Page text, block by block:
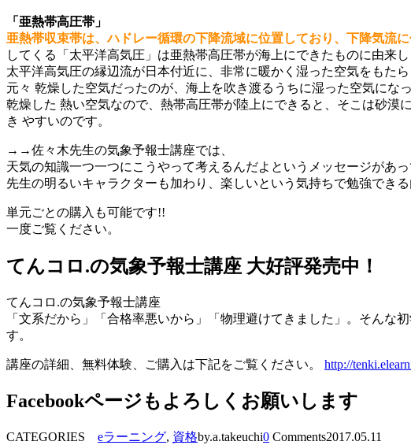
「亜熱帯高圧帯」
亜熱帯収束帯は、ハドレー循環の下降流域に位置しており、下降気流
してくる「太平洋高気圧」は亜熱帯高圧帯が海上にできたものに由来し
太平洋高気圧の縁辺流が日本付近に、非常に暖かく湿った空気をもたら
元々 乾燥した空気だったのが、海上を吹き渡るうちに湿った空気になっ
乾燥した 熱い空気なので、熱帯高圧帯が陸上にできると、そこは砂
き やすいのです。
→→佐々木先生の気象予報士講座では、
天気の知識一つ一つにこうやって考えるんだよというメッセージがあっ
先生の明るいキャラクターも加わり、楽しいという気持ちで勉強できる
単元ごとの購入も可能です!!
一度ご覧ください。
てんコロ.の気象予報士講座 大好評発売中！
てんコロ.の気象予報士講座
「文系だから」「合格率悪いから」「物理避けてきました」。そん
す。
講座の詳細、無料体験、ご購入は下記をご覧ください。 http://
Facebookページもよろしくお願いします
CATEGORIES eラーニング, 資格by.a.takeuchi0 Comments2017.05.11